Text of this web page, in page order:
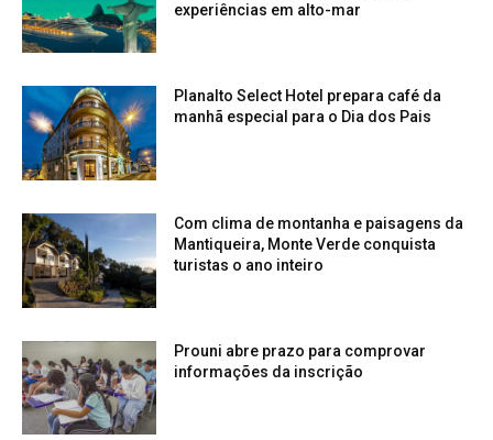
experiências em alto-mar
Planalto Select Hotel prepara café da
manhã especial para o Dia dos Pais
Com clima de montanha e paisagens da
Mantiqueira, Monte Verde conquista
turistas o ano inteiro
Prouni abre prazo para comprovar
informações da inscrição